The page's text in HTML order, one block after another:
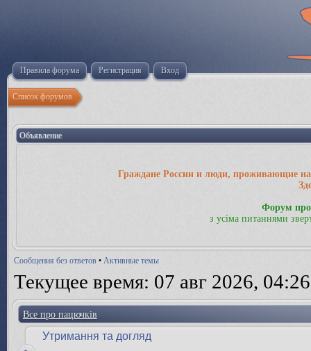
Правила форума Регистрация Вход
Список форумов
Объявление
Граждане России и люди, проживающие на
Форум
з усіма питаннями
Сообщения без ответов • Активные темы
Текущее время: 07 авг 2026, 04:26
Все про пацючків
Утримання та догляд